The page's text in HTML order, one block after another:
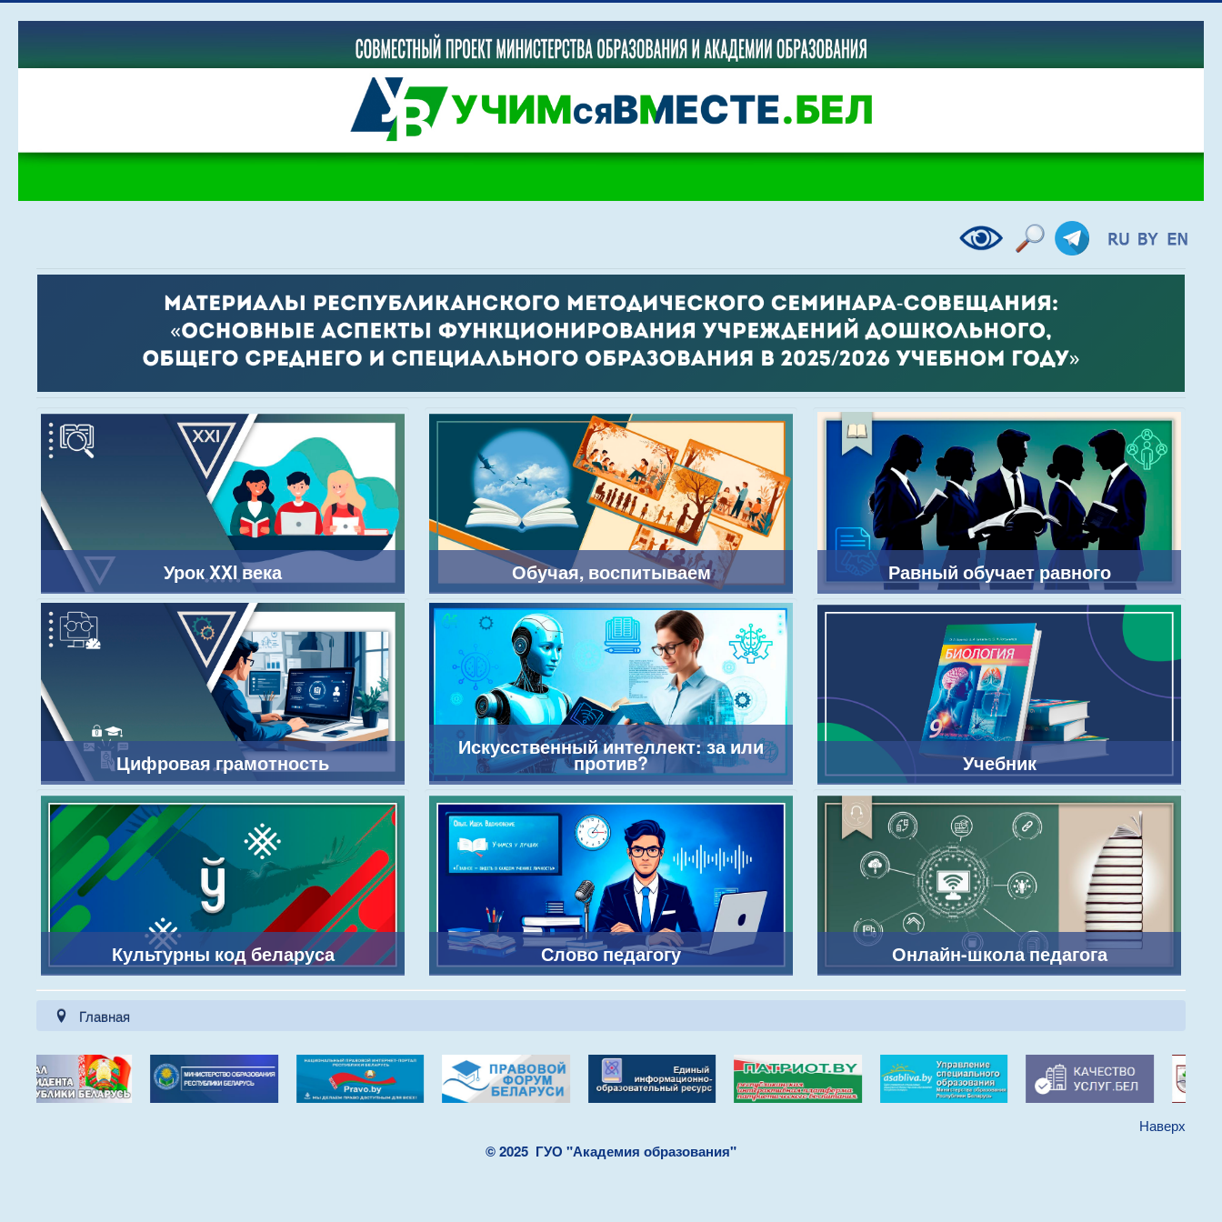
Урок XXI века
Цифровая грамотность
Культурны код беларуса
Обучая, воспитываем
Искусственный интеллект: за или
против?
Слово педагогу
Равный обучает равного
Учебник
Онлайн-школа педагога
Главная
Наверх
© 2025 ГУО "Академия образования"